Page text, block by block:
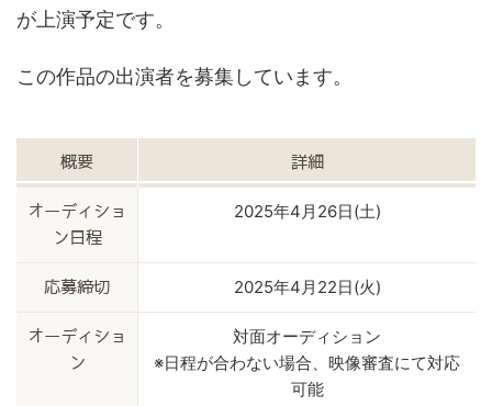
が上演予定です。
この作品の出演者を募集しています。
概要 詳細
オーディショ
ン日程
2025年4月26日(土)
応募締切 2025年4月22日(火)
オーディショ
ン
対面オーディション
※日程が合わない場合、映像審査にて対応
可能